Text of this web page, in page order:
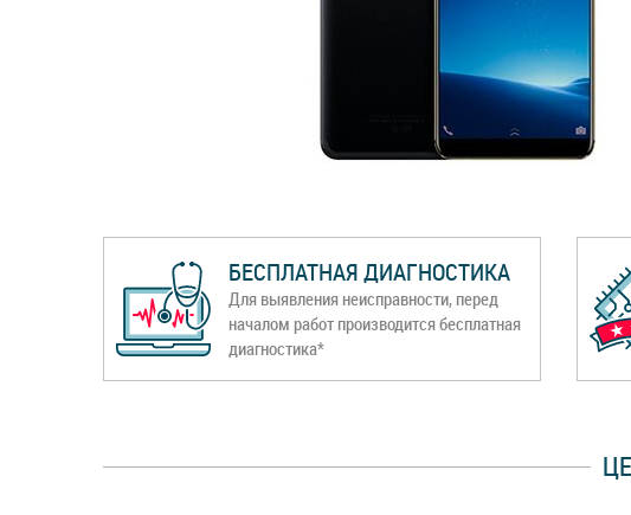
БЕСПЛАТНАЯ ДИАГНОСТИКА
Для выявления неисправности, перед
началом работ производится бесплатная
диагностика*